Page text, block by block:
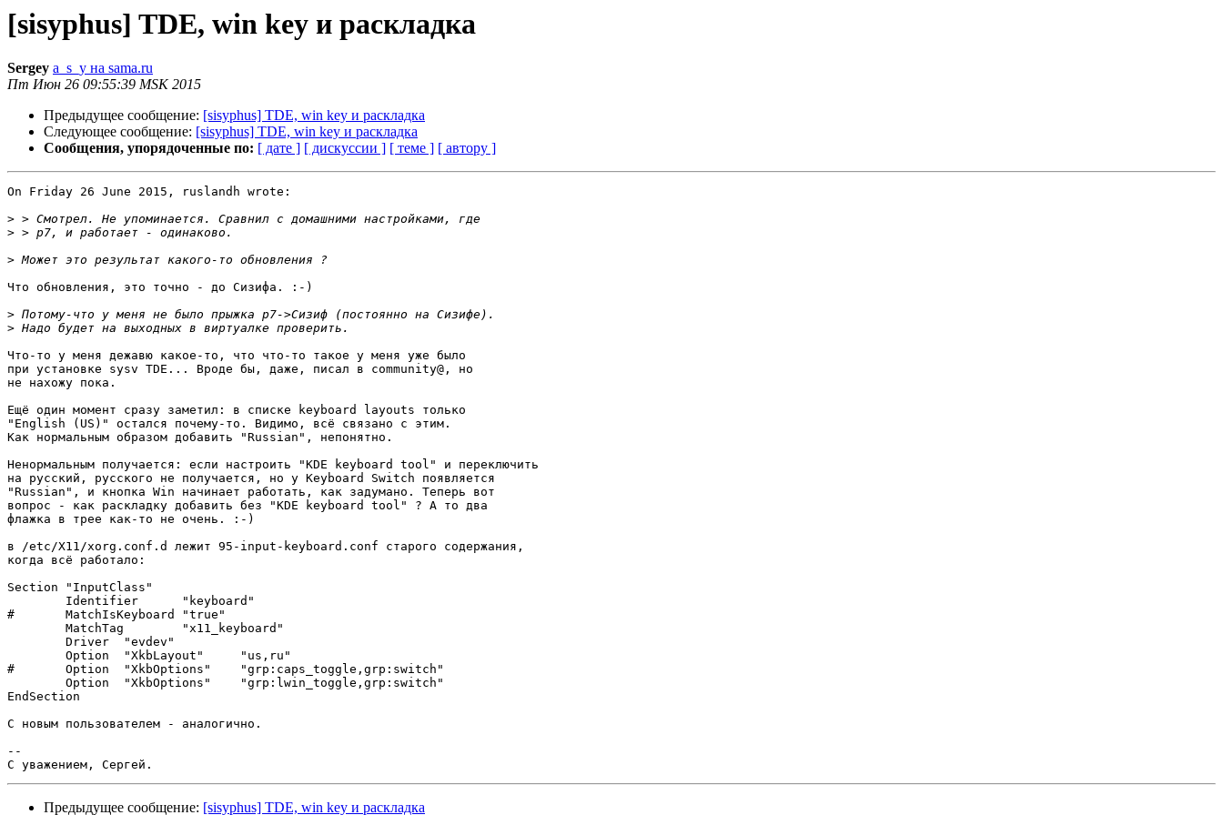
[sisyphus] TDE, win key и раскладка
Sergey a_s_y на sama.ru
Пт Июн 26 09:55:39 MSK 2015
Предыдущее сообщение: [sisyphus] TDE, win key и раскладка
Следующее сообщение: [sisyphus] TDE, win key и раскладка
Сообщения, упорядоченные по: [ дате ] [ дискуссии ] [ теме ] [ автору ]
On Friday 26 June 2015, ruslandh wrote:
>
>
>
Что обновления, это точно - до Сизифа. :-)
>
>
Что-то у меня дежавю какое-то, что что-то такое у меня уже было
при установке sysv TDE... Вроде бы, даже, писал в community@, но
не нахожу пока.
Ещё один момент сразу заметил: в списке keyboard layouts только
"English (US)" остался почему-то. Видимо, всё связано с этим.
Как нормальным образом добавить "Russian", непонятно.
Ненормальным получается: если настроить "KDE keyboard tool" и переключить
на русский, русского не получается, но у Keyboard Switch появляется
"Russian", и кнопка Win начинает работать, как задумано. Теперь вот
вопрос - как раскладку добавить без "KDE keyboard tool" ? А то два
флажка в трее как-то не очень. :-)
в /etc/X11/xorg.conf.d лежит 95-input-keyboard.conf старого содержания,
когда всё работало:
Section "InputClass"
        Identifier      "keyboard"
#       MatchIsKeyboard "true"
        MatchTag        "x11_keyboard"
        Driver  "evdev"
        Option  "XkbLayout"     "us,ru"
#       Option  "XkbOptions"    "grp:caps_toggle,grp:switch"
        Option  "XkbOptions"    "grp:lwin_toggle,grp:switch"
EndSection
С новым пользователем - аналогично.
--
Предыдущее сообщение: [sisyphus] TDE, win key и раскладка